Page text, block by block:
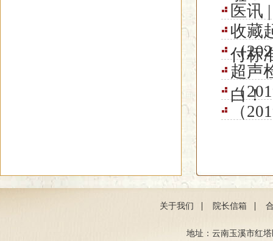
医讯
收藏
付标
（
超声
白！
（
（
关于我们 | 院长信箱 |
地址：云南玉溪市红塔